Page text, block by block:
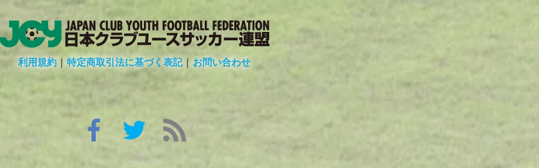
利用規約 | 特定商取引法に基づく表記|お問い合わせ